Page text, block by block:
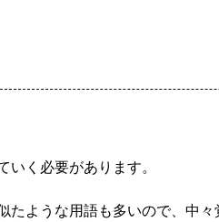
く必要があります。
ような用語も多いので、中